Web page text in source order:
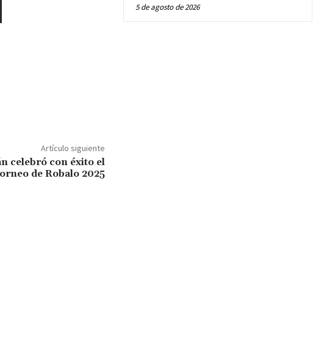
Artículo siguiente
celebró con éxito el
de Robalo 2025
5 de agosto de 2026